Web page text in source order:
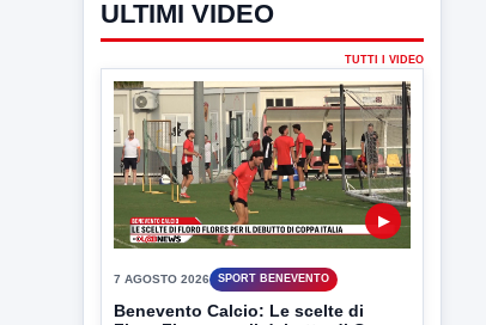
ULTIMI VIDEO
TUTTI I VIDEO